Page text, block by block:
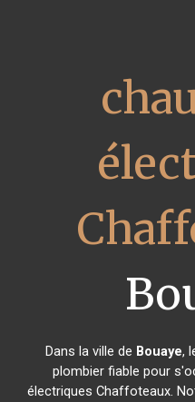
Dans la ville de Bouaye,
plombier fiable pour
électriques Chaffoteaux.